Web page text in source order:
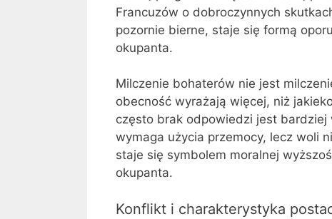
Francuzów o dobroczynnych
pozornie bierne, staje się formą
okupanta.
Milczenie bohaterów nie jest
obecność wyrażają więcej, niż
często brak odpowiedzi jest bardziej
wymaga użycia przemocy, lecz woli
staje się symbolem moralnej
okupanta.
Konflikt i charakterystyka